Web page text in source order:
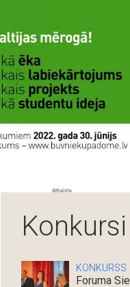
Konkursi
KONKURSS
Foruma